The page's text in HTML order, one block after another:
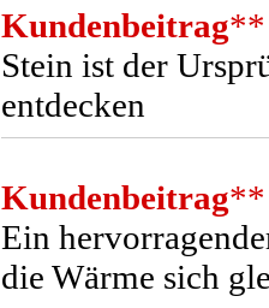
Kundenbeitrag**
Stein ist der
entdecken
Kundenbeitrag**
Ein
die Wärme sich